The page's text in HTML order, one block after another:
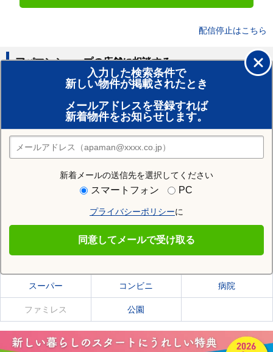
配信停止はこちら
入力した検索条件で
新しい物件が掲載されたとき
メールアドレスを登録すれば
新着物件をお知らせします。
新着メールの送信先を選択してください
スマートフォン PC
プライバシーポリシーに
同意してメールで受け取る
アパマンショップの店舗に相談する
賃貸のプロがお部屋探し！
おまかせ物件リクエスト
住みたい街の店舗を探す
店舗検索
住む街研究所で上北郡おいらせ町の情報を見る
上北郡おいらせ町の施設一覧
スーパー コンビニ 病院
ファミレス 公園